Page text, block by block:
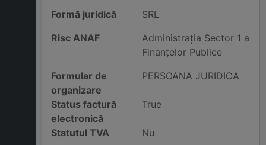
Formă juridică
SRL
Risc ANAF
Administraţia Sector 1 a
Finanţelor Publice
Formular de
organizare
PERSOANA JURIDICA
Status factură
electronică
True
Statutul TVA Nu